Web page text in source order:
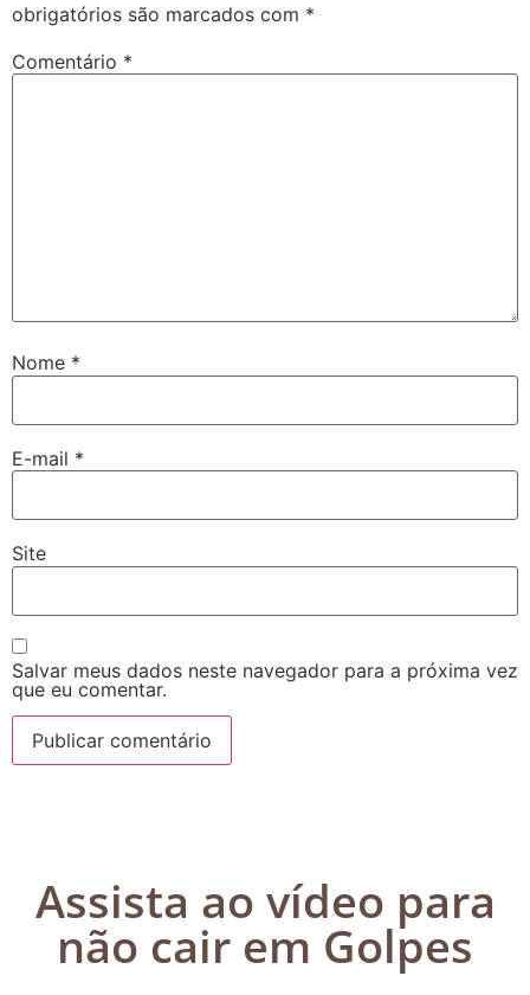
obrigatórios são marcados com *
Comentário *
Nome *
E-mail *
Site
Salvar meus dados neste navegador para a próxima vez
que eu comentar.
Assista ao vídeo para
não cair em Golpes